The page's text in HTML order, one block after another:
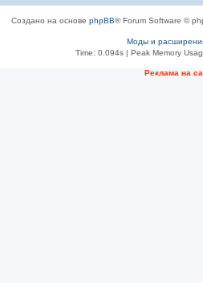
Создано на основе phpBB® Forum Software ©
Моды и
Time: 0.094s| Peak Memory
Рeклама на